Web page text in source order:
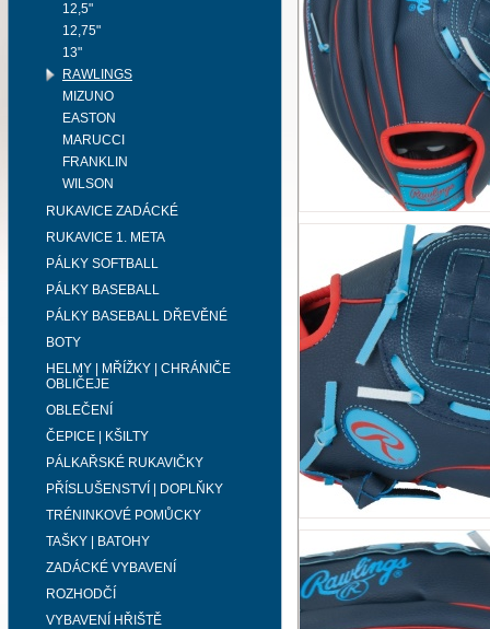
12,5"
12,75"
13"
RAWLINGS
MIZUNO
EASTON
MARUCCI
FRANKLIN
WILSON
RUKAVICE ZADÁCKÉ
RUKAVICE 1. META
PÁLKY SOFTBALL
PÁLKY BASEBALL
PÁLKY BASEBALL DŘEVĚNÉ
BOTY
HELMY | MŘÍŽKY | CHRÁNIČE
OBLIČEJE
OBLEČENÍ
ČEPICE | KŠILTY
PÁLKAŘSKÉ RUKAVIČKY
PŘÍSLUŠENSTVÍ | DOPLŇKY
TRÉNINKOVÉ POMŮCKY
TAŠKY | BATOHY
ZADÁCKÉ VYBAVENÍ
ROZHODČÍ
VYBAVENÍ HŘIŠTĚ